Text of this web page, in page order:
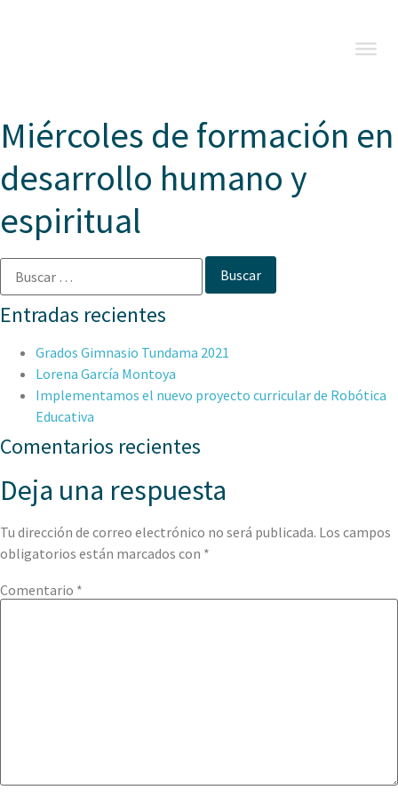
Miércoles de formación en
desarrollo humano y
espiritual
Entradas recientes
Grados Gimnasio Tundama 2021
Lorena García Montoya
Implementamos el nuevo proyecto curricular de Robótica
Educativa
Comentarios recientes
Deja una respuesta
Tu dirección de correo electrónico no será publicada. Los campos
obligatorios están marcados con *
Comentario *